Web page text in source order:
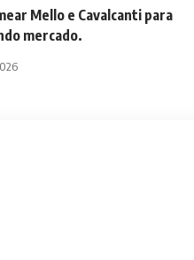
Mello e Cavalcanti para
mercado.